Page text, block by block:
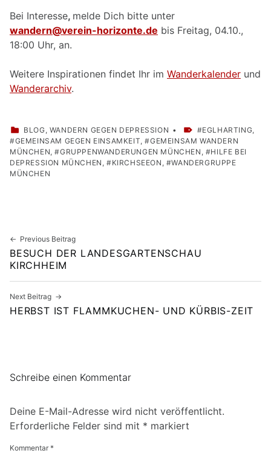
Bei Interesse, melde Dich bitte unter
wandern@verein-horizonte.de bis Freitag, 04.10.,
18:00 Uhr, an.
Weitere Inspirationen findet Ihr im Wanderkalender und
Wanderarchiv.
CATEGORIZED IN:
BLOG, WANDERN GEGEN DEPRESSION TAGGED AS:EGLHARTING,
GEMEINSAM GEGEN EINSAMKEIT, GEMEINSAM WANDERN
MÜNCHEN, GRUPPENWANDERUNGEN MÜNCHEN ,
HILFE BEI
DEPRESSION MÜNCHEN , KIRCHSEEON ,
WANDERGRUPPE
MÜNCHEN
Beitragsnavigation
Previous Beitrag
BESUCH DER LANDESGARTENSCHAU
KIRCHHEIM
Next Beitrag
HERBST IST FLAMM­KUCHEN- UND KÜRBIS-ZEIT
Schreibe einen Kommentar
Deine E-Mail-Adresse wird nicht veröffentlicht.
Erforderliche Felder sind mit * markiert
Kommentar *